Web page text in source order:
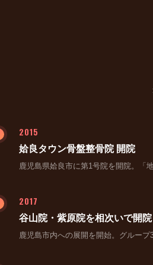
2015
姶良タウン骨盤整骨院 開院
鹿児島県姶良市に第1号院を開院。「
2017
谷山院・紫原院を相次いで開院
鹿児島市内への展開を開始。グループ